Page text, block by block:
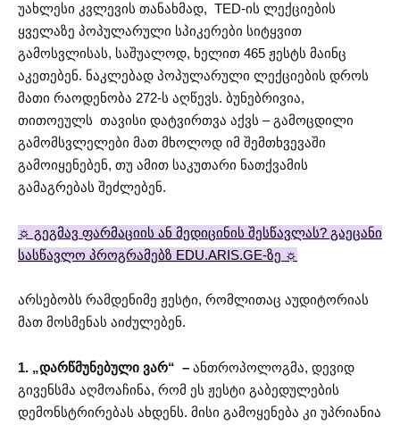
უახლესი კვლევის თანახმად, TED-ის ლექციების
ყველაზე პოპულარული სპიკერები სიტყვით
გამოსვლისას, საშუალოდ, ხელით 465 ჟესტს მაინც
აკეთებენ. ნაკლებად პოპულარული ლექციების დროს
მათი რაოდენობა 272-ს აღწევს. ბუნებრივია,
თითოეულს თავისი დატვირთვა აქვს – გამოცდილი
გამომსვლელები მათ მხოლოდ იმ შემთხვევაში
გამოიყენებენ, თუ ამით საკუთარი ნათქვამის
გამაგრებას შეძლებენ.
☼ გეგმავ ფარმაციის ან მედიცინის შესწავლას? გაეცანი
სასწავლო პროგრამებზ EDU.ARIS.GE-ზე ☼
არსებობს რამდენიმე ჟესტი, რომლითაც აუდიტორიას
მათ მოსმენას აიძულებენ.
1. „დარწმუნებული ვარ“ – ანთროპოლოგმა, დევიდ
გივენსმა აღმოაჩინა, რომ ეს ჟესტი გაბედულების
დემონსტრირებას ახდენს. მისი გამოყენება კი უპრიანია